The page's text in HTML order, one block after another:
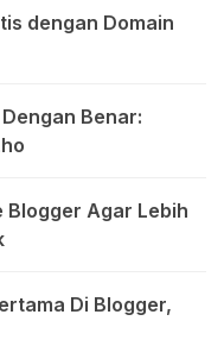
dengan Domain
Benar:
Blogger Agar Lebih
Di Blogger,